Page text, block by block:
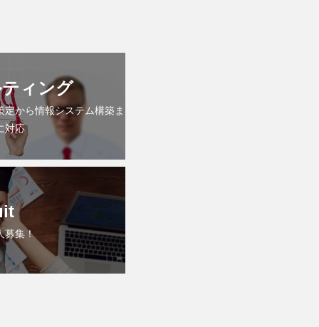
ィング
から情報システム構築ま
対応
募集！